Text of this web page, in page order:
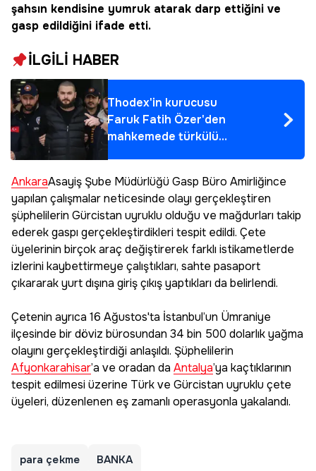
şahsın kendisine yumruk atarak darp ettiğini ve
gasp edildiğini ifade etti.
İLGİLİ HABER
Thodex'in kurucusu
Faruk Fatih Özer'den
mahkemede türkülü
AnkaraAsayiş Şube Müdürlüğü Gasp Büro Amirliğince
yapılan çalışmalar neticesinde olayı gerçekleştiren
şüphelilerin Gürcistan uyruklu olduğu ve mağdurları takip
ederek gaspı gerçekleştirdikleri tespit edildi. Çete
üyelerinin birçok araç değiştirerek farklı istikametlerde
izlerini kaybettirmeye çalıştıkları, sahte pasaport
çıkararak yurt dışına giriş çıkış yaptıkları da belirlendi.
Çetenin ayrıca 16 Ağustos'ta İstanbul’un Ümraniye
ilçesinde bir döviz bürosundan 34 bin 500 dolarlık yağma
olayını gerçekleştirdiği anlaşıldı. Şüphelilerin
Afyonkarahisar’a ve oradan da Antalya’ya kaçtıklarının
tespit edilmesi üzerine Türk ve Gürcistan uyruklu çete
üyeleri, düzenlenen eş zamanlı operasyonla yakalandı.
para çekme BANKA